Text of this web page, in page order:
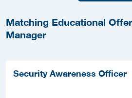
Matching Educational
Manager
Security Awareness Officer